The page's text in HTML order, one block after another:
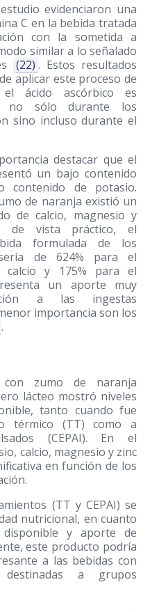
evidenciaron una
C en la bebida tratada
con la sometida a
similar a lo señalado
(22) . Estos resultados
aplicar este proceso de
ácido ascórbico es
no sólo durante los
sino incluso durante el
destacar que el
un bajo contenido
contenido de potasio.
de naranja existió un
de calcio, magnesio y
de vista práctico, el
formulada de los
de 624% para el
calcio y 175% para el
un aporte muy
a las ingestas
importancia son los
.
zumo de naranja
lácteo mostró niveles
tanto cuando fue
térmico (TT) como a
(CEPAI). En el
calcio, magnesio y zinc
en función de los
(TT y CEPAI) se
nutricional, en cuanto
y aporte de
este producto podría
a las bebidas con
a grupos